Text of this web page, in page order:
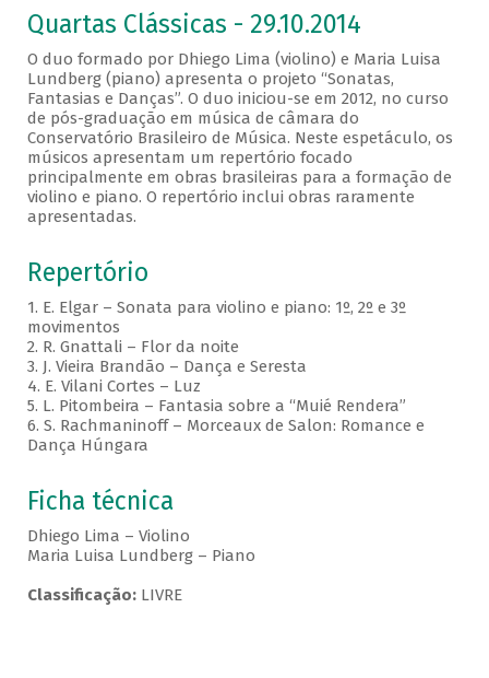
Quartas Clássicas - 29.10.2014
O duo formado por Dhiego Lima (violino) e Maria Luisa
Lundberg (piano) apresenta o projeto “Sonatas,
Fantasias e Danças”. O duo iniciou-se em 2012, no curso
de pós-graduação em música de câmara do
Conservatório Brasileiro de Música. Neste espetáculo, os
músicos apresentam um repertório focado
principalmente em obras brasileiras para a formação de
violino e piano. O repertório inclui obras raramente
apresentadas.
Repertório
1. E. Elgar – Sonata para violino e piano: 1º, 2º e 3º
movimentos
2. R. Gnattali – Flor da noite
3. J. Vieira Brandão – Dança e Seresta
4. E. Vilani Cortes – Luz
5. L. Pitombeira – Fantasia sobre a “Muié Rendera”
6. S. Rachmaninoff – Morceaux de Salon: Romance e
Dança Húngara
Ficha técnica
Dhiego Lima – Violino
Maria Luisa Lundberg – Piano
Classificação:LIVRE